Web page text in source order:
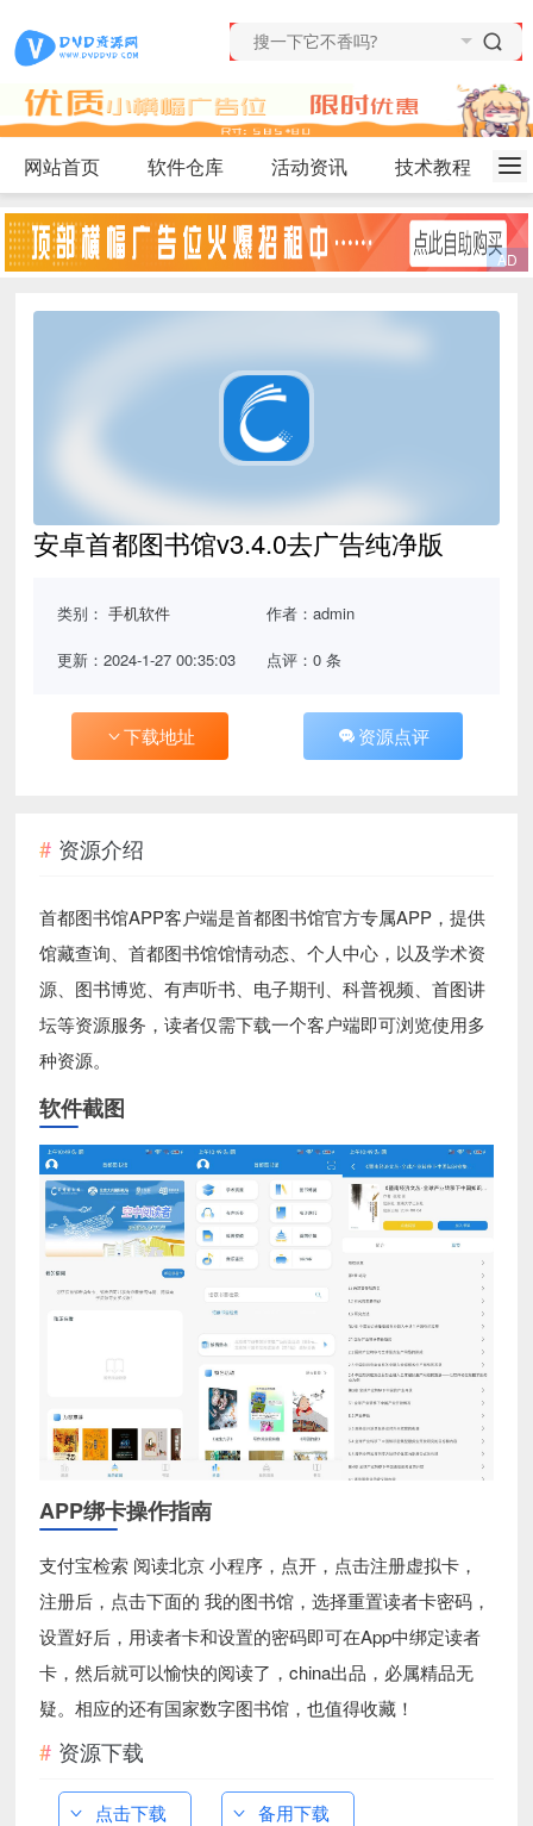
网站首页 软件仓库 活动资讯 技术教程
安卓首都图书馆v3.4.0去广告纯净版
类别：手机软件 作者：admin
更新：2024-1-27 00:35:03 点评：0 条
下载地址 资源点评
资源介绍
首都图书馆APP客户端是首都图书馆官方专属APP，提供
馆藏查询、首都图书馆馆情动态、个人中心，以及学术资
源、图书博览、有声听书、电子期刊、科普视频、首图讲
坛等资源服务，读者仅需下载一个客户端即可浏览使用多
种资源。
软件截图
APP绑卡操作指南
支付宝检索 阅读北京 小程序，点开，点击注册虚拟卡，
注册后，点击下面的 我的图书馆，选择重置读者卡密码，
设置好后，用读者卡和设置的密码即可在App中绑定读者
卡，然后就可以愉快的阅读了，china出品，必属精品无
疑。相应的还有国家数字图书馆，也值得收藏！
资源下载
点击下载
备用下载